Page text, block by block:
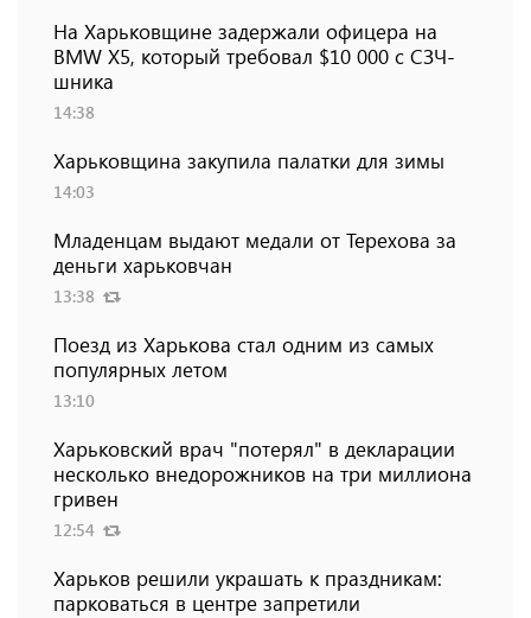
На Харьковщине задержали офицера на
BMW Х5, который требовал $10 000 с СЗЧ-
шника
14:38
Харьковщина закупила палатки для зимы
14:03
Младенцам выдают медали от Терехова за
деньги харьковчан
13:38
Поезд из Харькова стал одним из самых
популярных летом
13:10
Харьковский врач "потерял" в декларации
несколько внедорожников на три миллиона
гривен
12:54
Харьков решили украшать к праздникам:
парковаться в центре запретили